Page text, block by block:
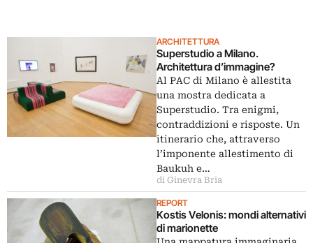
ARCHITETTURA
Superstudio a Milano.
Architettura d’immagine?
Al PAC di Milano è allestita
una mostra dedicata a
Superstudio. Tra enigmi,
contraddizioni e risposte. Un
itinerario che, attraverso
l’imponente allestimento di
Baukuh e…
di Ginevra Bria
REPORT
Kostis Velonis: mondi alternativi
di marionette